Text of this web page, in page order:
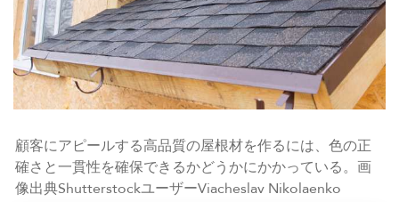
顧客にアピールする高品質の屋根材を作るには、色の正
確さと一貫性を確保できるかどうかにかかっている。画
像出典ShutterstockユーザーViacheslav Nikolaenko